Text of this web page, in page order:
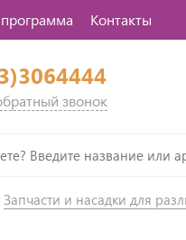
Контакты
звонок
Запчасти и насадки для